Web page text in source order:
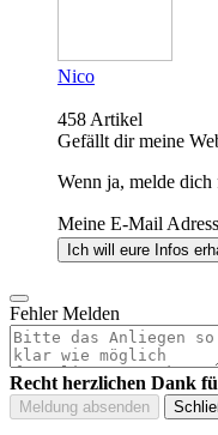
Nico
458 Artikel
Gefällt dir meine
Wenn ja, melde
Meine E-Mail
Fehler Melden
Recht herzlichen Dank